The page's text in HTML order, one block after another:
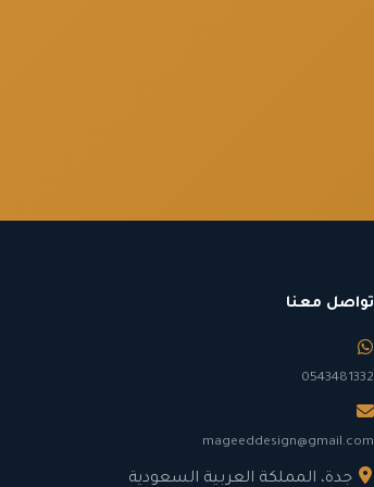
تواصل معنا
0543481332
mageeddesign@gmail.com
جدة، المملكة العربية السعودية